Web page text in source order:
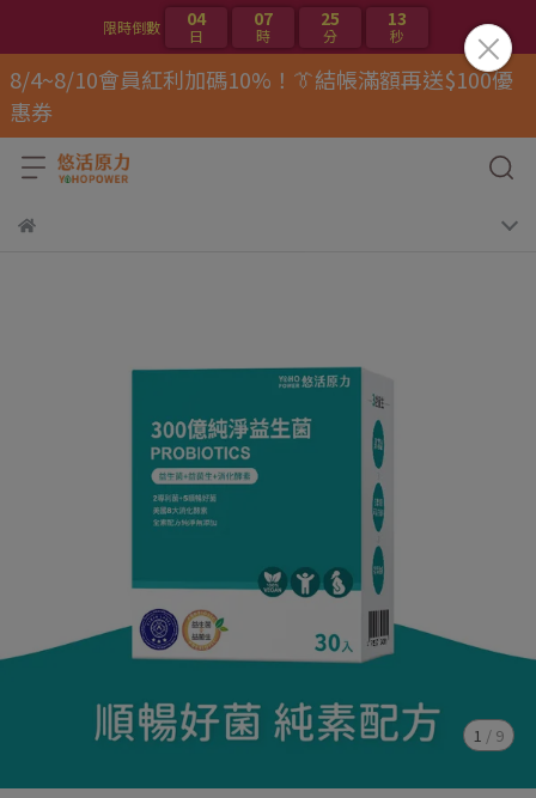
限時倒數 04
日
07
時
25
分
13
秒
8/4~8/10會員紅利加碼10%！👔結帳滿額再送$100優
惠券
1 / 9